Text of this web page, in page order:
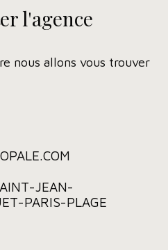
l'agence
nous allons vous trouver
JEAN-
PARIS-PLAGE